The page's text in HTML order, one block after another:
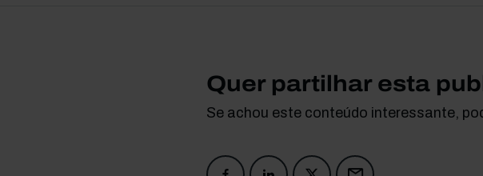
Quer partilhar esta
Se achou este conteúdo interessante,